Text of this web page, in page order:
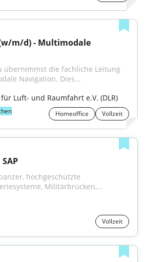
m/d) - Multimodale
übernimmst die fachliche Leitung
Navigation. Dies...
Luft- und Raumfahrt e.V. (DLR)
Homeoffice Vollzeit
hochgeschützte
Militärbrücken,...
Vollzeit